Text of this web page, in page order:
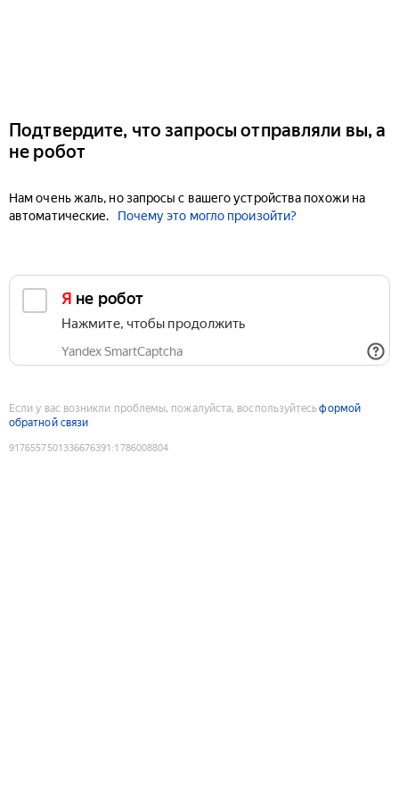
Подтвердите, что запросы отправляли вы, а
не робот
Нам очень жаль, но запросы с вашего устройства похожи на
автоматические.
Почему это могло произойти?
Я не робот
Нажмите, чтобы продолжить
Yandex SmartCaptcha
Если у вас возникли проблемы, пожалуйста, воспользуйтесьформой
обратной связи
9176557501336676391 :1786008804